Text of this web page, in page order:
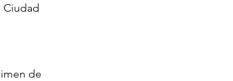
Ciudad
de